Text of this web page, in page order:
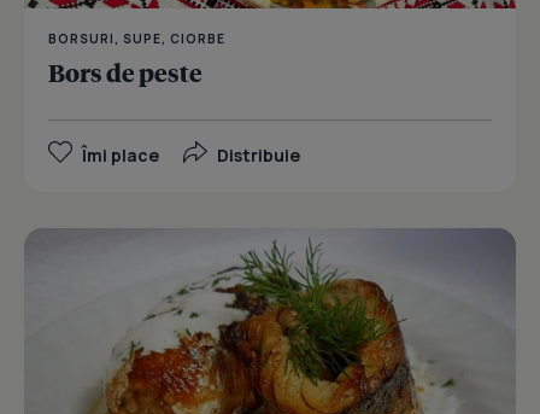
BORSURI, SUPE, CIORBE
Bors de peste
Îmi place Distribuie